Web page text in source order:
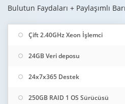
Bulutun Faydaları + Paylaşımlı
Çift 2.40GHz Xeon İşlemci
24GB Veri deposu
24x7x365 Destek
250GB RAID 1 OS Sürücüsü